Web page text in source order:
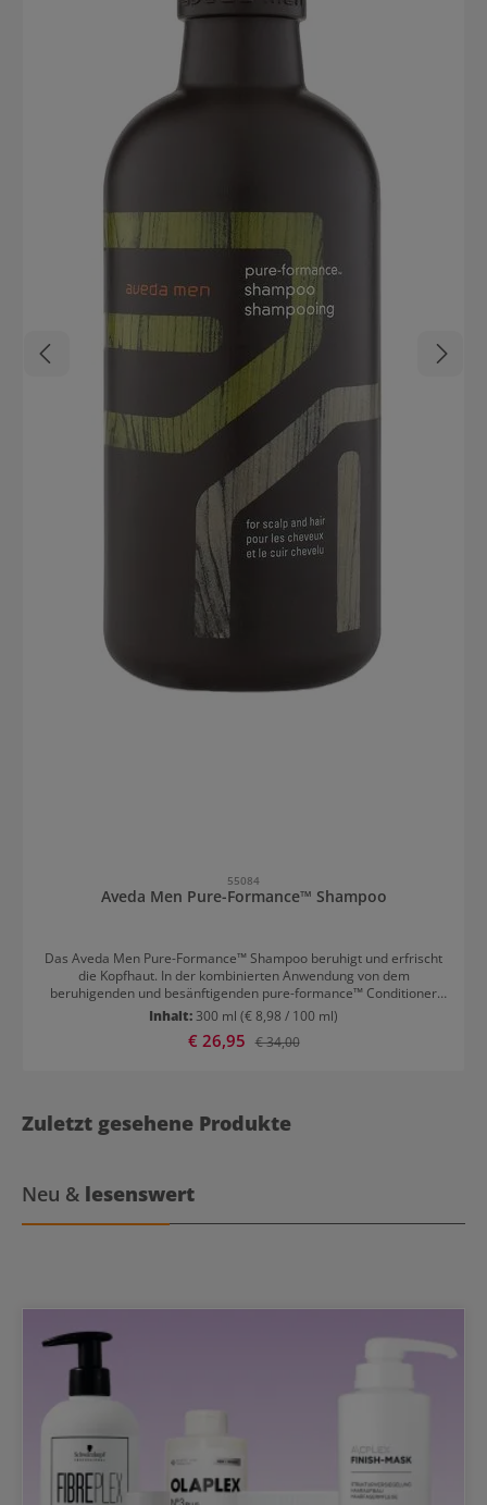
55084
Aveda Men Pure-Formance™ Shampoo
Das Aveda Men Pure-Formance™ Shampoo beruhigt und erfrischt
die Kopfhaut. In der kombinierten Anwendung von dem
beruhigenden und besänftigenden pure-formance™ Conditioner
und dem Shampoo wird die Kopfhaut mit Feuchtigkeit versorgt,
während sie gleichzeitig das Haar reinigen, pflegen und ihm
natürlichen Glanz verleihen. Anwendung Aveda Men Pure-
Conditioner fortfahren.
Inhalt: 300 ml (€ 8,98 / 100 ml)
Verkaufspreis:
€ 26,95 Regulärer Preis:
€ 34,00
Zuletzt gesehene Produkte
Neu & lesenswert